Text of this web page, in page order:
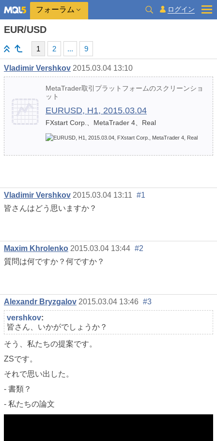
フォーラム ログイン
EUR/USD
1 2 ... 9
Vladimir Vershkov 2015.03.04 13:10
MetaTrader取引プラットフォームのスクリーンショ
ット
EURUSD, H1, 2015.03.04
FXstart Corp.、MetaTrader 4、Real
Vladimir Vershkov 2015.03.04 13:11 #1
皆さんはどう思いますか？
Maxim Khrolenko 2015.03.04 13:44 #2
質問は何ですか？何ですか？
Alexandr Bryzgalov 2015.03.04 13:46 #3
vershkov:
皆さん、いかがでしょうか？
そう、私たちの提案です。
ZSです。
それで思い出した。
- 書類？
- 私たちの論文